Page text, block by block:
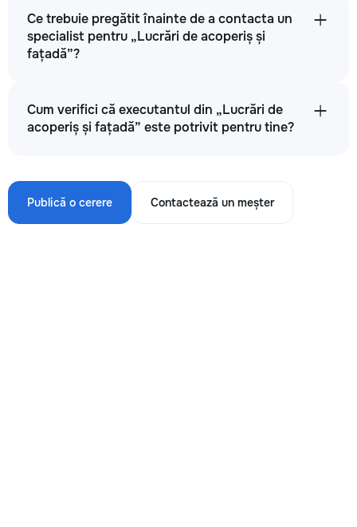
Ce trebuie pregătit înainte de a contacta un
specialist pentru „Lucrări de acoperiș și
fațadă”?
Cum verifici că executantul din „Lucrări de
acoperiș și fațadă” este potrivit pentru tine?
Publică o cerere Contactează un meșter